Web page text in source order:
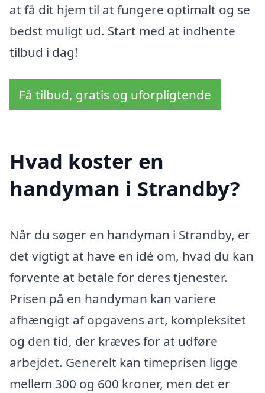
at få dit hjem til at fungere optimalt og se
bedst muligt ud. Start med at indhente
tilbud i dag!
Få tilbud, gratis og uforpligtende
Hvad koster en
handyman i Strandby?
Når du søger en handyman i Strandby, er
det vigtigt at have en idé om, hvad du kan
forvente at betale for deres tjenester.
Prisen på en handyman kan variere
afhængigt af opgavens art, kompleksitet
og den tid, der kræves for at udføre
arbejdet. Generelt kan timeprisen ligge
mellem 300 og 600 kroner, men det er